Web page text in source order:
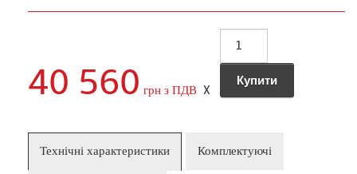
40 560 грн з ПДВ X
Технічні характеристики Комплектуючі